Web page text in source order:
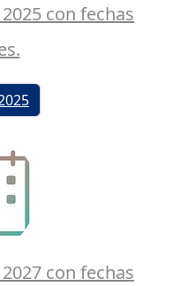
con fechas
con fechas